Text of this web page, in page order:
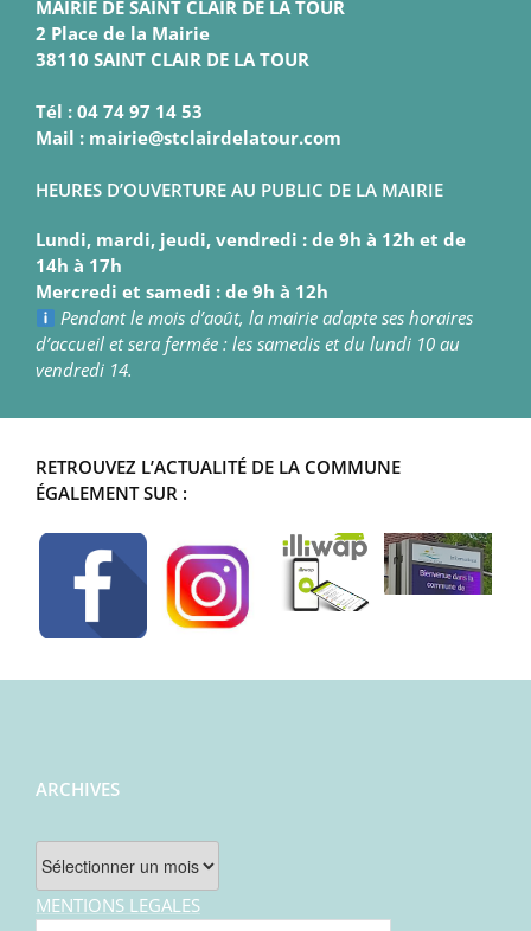
MAIRIE DE SAINT CLAIR DE LA TOUR
2 Place de la Mairie
38110 SAINT CLAIR DE LA TOUR
Tél : 04 74 97 14 53
Mail : mairie@stclairdelatour.com
HEURES D’OUVERTURE AU PUBLIC DE LA MAIRIE
Lundi, mardi, jeudi, vendredi : de 9h à 12h et de
14h à 17h
Mercredi et samedi : de 9h à 12h
Pendant le mois d’août, la mairie adapte ses horaires
d’accueil et sera fermée : les samedis et du lundi 10 au
vendredi 14.
RETROUVEZ L’ACTUALITÉ DE LA COMMUNE
ÉGALEMENT SUR :
ARCHIVES
Archives
MENTIONS LEGALES